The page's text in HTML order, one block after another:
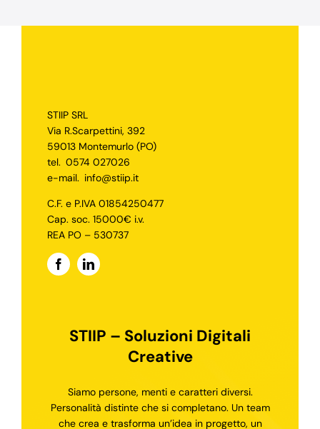
STIIP SRL
Via R.Scarpettini, 392
59013 Montemurlo (PO)
tel. 0574 027026
e-mail. info@stiip.it
C.F. e P.IVA 01854250477
Cap. soc. 15000€ i.v.
REA PO – 530737
STIIP – Soluzioni Digitali
Creative
Siamo persone, menti e caratteri diversi.
Personalità distinte che si completano. Un team
che crea e trasforma un’idea in progetto, un